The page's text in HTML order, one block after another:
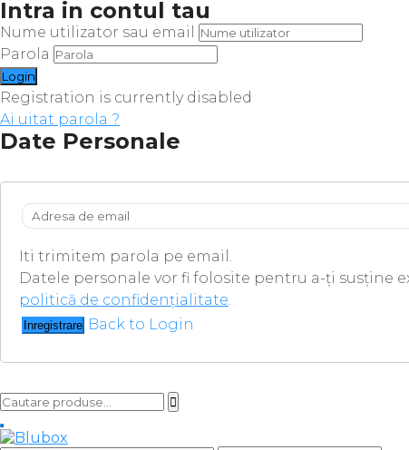
Intra in contul tau
Nume utilizator sau email
Parola
Registration is currently disabled
Ai uitat parola ?
Date Personale
Iti trimitem parola pe email.
Datele personale vor fi folosite pentru a-ți susține
politică de confidențialitate.
Inregistrare Back to Login